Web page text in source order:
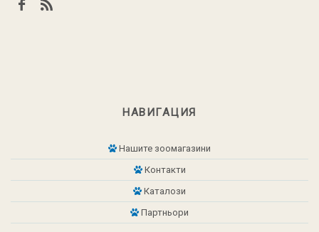
НАВИГАЦИЯ
Нашите зоомагазини
Контакти
Каталози
Партньори